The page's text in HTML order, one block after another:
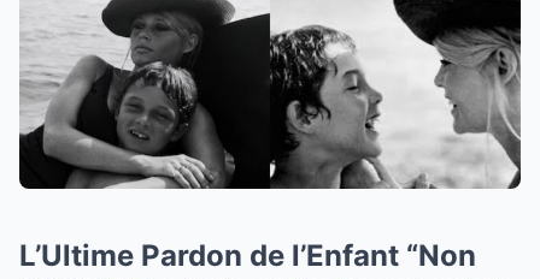
L’Ultime Pardon de l’Enfant “Non